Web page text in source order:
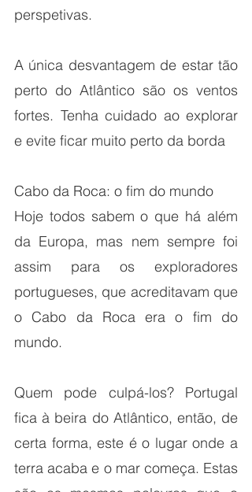
perspetivas.
A única desvantagem de estar tão
perto do Atlântico são os ventos
fortes. Tenha cuidado ao explorar
e evite ficar muito perto da borda
Cabo da Roca: o fim do mundo
Hoje todos sabem o que há além
da Europa, mas nem sempre foi
assim para os exploradores
portugueses, que acreditavam que
o Cabo da Roca era o fim do
mundo.
Quem pode culpá-los? Portugal
fica à beira do Atlântico, então, de
certa forma, este é o lugar onde a
terra acaba e o mar começa. Estas